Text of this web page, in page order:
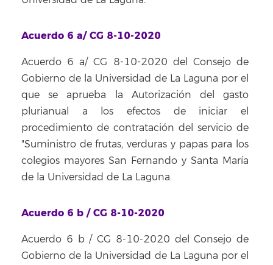
Acuerdo 6 a/ CG 8-10-2020
Acuerdo 6 a/ CG 8-10-2020 del Consejo de
Gobierno de la Universidad de La Laguna por el
que se aprueba la Autorización del gasto
plurianual a los efectos de iniciar el
procedimiento de contratación del servicio de
"Suministro de frutas, verduras y papas para los
colegios mayores San Fernando y Santa María
de la Universidad de La Laguna.
Acuerdo 6 b / CG 8-10-2020
Acuerdo 6 b / CG 8-10-2020 del Consejo de
Gobierno de la Universidad de La Laguna por el